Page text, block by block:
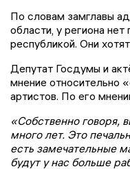
По словам замглавы
области, у региона
республикой. Они
Депутат Госдумы и
мнение относительно
артистов. По его
«Собственно говоря,
много лет. Это
есть замечательные
будут у нас больше